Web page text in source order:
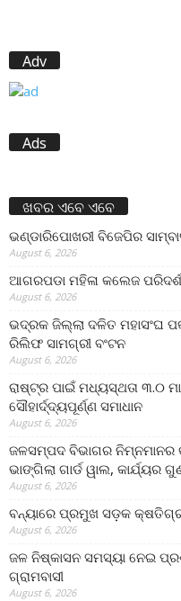
Adv
Ads
ଖବର ଏବେ ଏବେ
ଭଣ୍ଡାରିପୋଖରୀ ବିଜେପିର
August 6, 2026
ଆଗରପଡା ମହିଳା କଲେଜ
August 6, 2026
ଭଦ୍ରକ ଜିଲ୍ଲା ଦଳିତ ମହାସଂଘ
ରିଲିଫ ସାମଗ୍ରୀ ବଂଟନ
August 6, 2026
ରାଷ୍ଟ୍ର ପାଇଁ ମଧ୍ୟସ୍ଥତା ୩.୦
ସୌହାର୍ଦ୍ଦ୍ୟପୂର୍ଣ୍ଣ ସମାଧାନ
August 6, 2026
ଜଳସମ୍ପଦ ବିଭାଗର ନିମ୍ନମାନର
ଭାଙ୍ଗିଲା ଗାର୍ଡ ୱାଲ, କାର୍ଯ୍ୟର
August 6, 2026
ବନ୍ୟାରେ ପ୍ରମୁଖ ସଡ଼କ
August 6, 2026
ଜଳ ନିଷ୍କାସନ ସମସ୍ୟା ନେଇ
ଗ୍ରାମବାସୀ
August 6, 2026